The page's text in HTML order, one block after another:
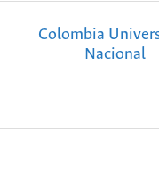
Colombia
Nacional